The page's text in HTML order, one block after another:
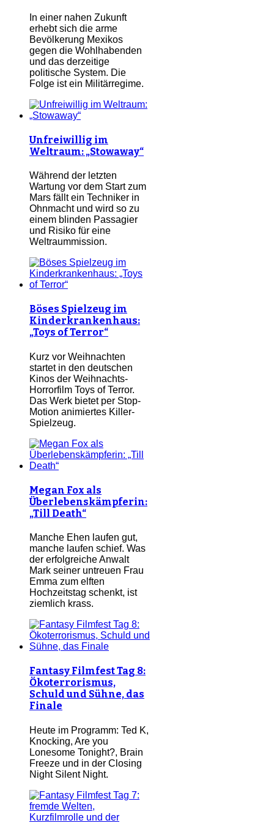
In einer nahen Zukunft
erhebt sich die arme
Bevölkerung Mexikos
gegen die Wohlhabenden
und das derzeitige
politische System. Die
Folge ist ein Militärregime.
Unfreiwillig im
Weltraum: „Stowaway“
Während der letzten
Wartung vor dem Start zum
Mars fällt ein Techniker in
Ohnmacht und wird so zu
einem blinden Passagier
und Risiko für eine
Weltraummission.
Böses Spielzeug im
Kinderkrankenhaus:
„Toys of Terror“
Kurz vor Weihnachten
startet in den deutschen
Kinos der Weihnachts-
Horrorfilm Toys of Terror.
Das Werk bietet per Stop-
Motion animiertes Killer-
Spielzeug.
Megan Fox als
Überlebenskämpferin:
„Till Death“
Manche Ehen laufen gut,
manche laufen schief. Was
der erfolgreiche Anwalt
Mark seiner untreuen Frau
Emma zum elften
Hochzeitstag schenkt, ist
ziemlich krass.
Fantasy Filmfest Tag 8:
Ökoterrorismus,
Schuld und Sühne, das
Finale
Heute im Programm: Ted K,
Knocking, Are you
Lonesome Tonight?, Brain
Freeze und in der Closing
Night Silent Night.